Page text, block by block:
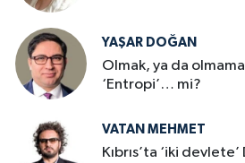
YAŞAR DOĞAN
Olmak, ya da
‘Entropi’… mi?
VATAN MEHMET
Kıbrıs’ta ‘iki